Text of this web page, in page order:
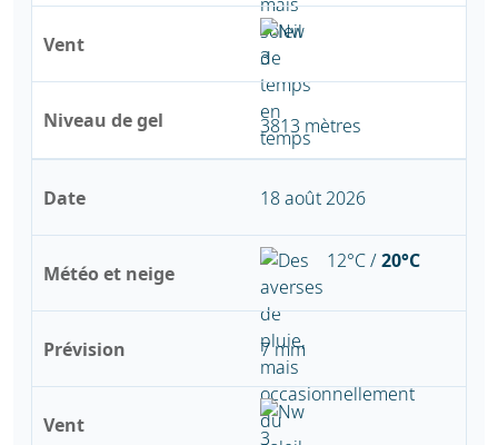
Vent
Niveau de gel 3813 mètres
Date
Météo et neige
Prévision
Vent
18 août 2026
12°C /20°C
7 mm